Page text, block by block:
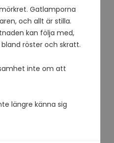
Gatlamporna
och allt är stilla.
kan följa med,
röster och skratt.
inte om att
längre känna sig